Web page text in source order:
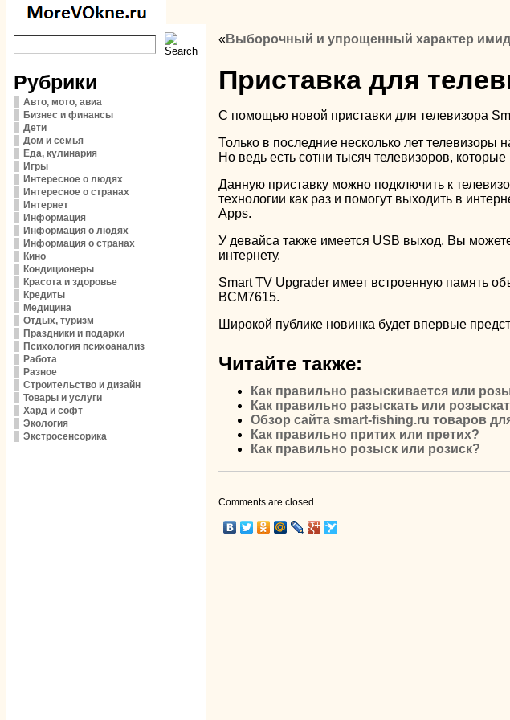
Рубрики
Авто, мото, авиа
Бизнес и финансы
Дети
Дом и семья
Еда, кулинария
Игры
Интересное о людях
Интересное о странах
Интернет
Информация
Информация о людях
Информация о странах
Кино
Кондиционеры
Красота и здоровье
Кредиты
Медицина
Отдых, туризм
Праздники и подарки
Психология психоанализ
Работа
Разное
Строительство и дизайн
Товары и услуги
Хард и софт
Экология
Экстросенсорика
«Выборочный и упрощенный характер
Приставка для
С помощью новой приставки для телевизора
Только в последние несколько лет телевизоры
Но ведь есть сотни тысяч телевизоров,
Данную приставку можно подключить к
технологии как раз и помогут выходить в
Apps.
У девайса также имеется USB выход. Вы
интернету.
Smart TV Upgrader имеет встроенную память
BCM7615.
Широкой публике новинка будет впервые
Читайте также:
Как правильно разыскивается или
Как правильно разыскать или
Обзор сайта smart-fishing.ru товаров
Как правильно притих или претих?
Как правильно розыск или розиск?
Comments are closed.